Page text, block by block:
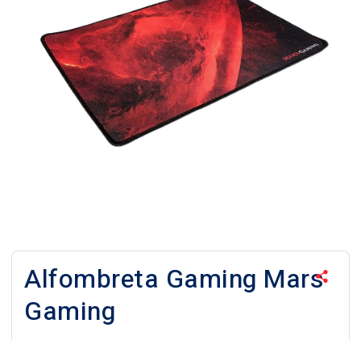
Alfombreta Gaming Mars
Gaming